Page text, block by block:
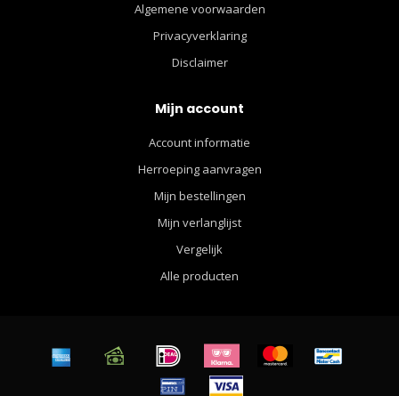
Algemene voorwaarden
Privacyverklaring
Disclaimer
Mijn account
Account informatie
Herroeping aanvragen
Mijn bestellingen
Mijn verlanglijst
Vergelijk
Alle producten